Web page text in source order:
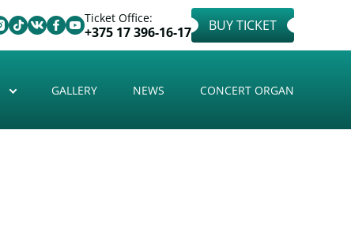
Ticket Office:
+375 17 396-16-17 BUY TICKET
GALLERY NEWS CONCERT ORGAN